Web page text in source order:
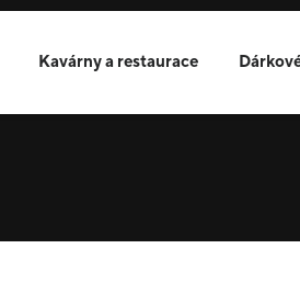
Kavárny a restaurace